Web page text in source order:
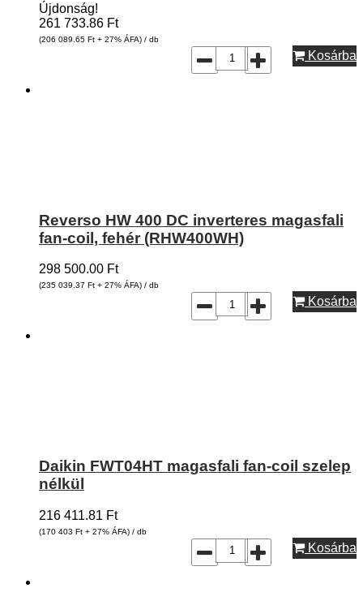
Újdonság!
261 733.86 Ft
(206 089.65 Ft + 27% ÁFA) / db
Kosárba
Reverso HW 400 DC inverteres magasfali
fan-coil, fehér (RHW400WH)
298 500.00 Ft
(235 039.37 Ft + 27% ÁFA) / db
Kosárba
Daikin FWT04HT magasfali fan-coil szelep
nélkül
216 411.81 Ft
(170 403 Ft + 27% ÁFA) / db
Kosárba